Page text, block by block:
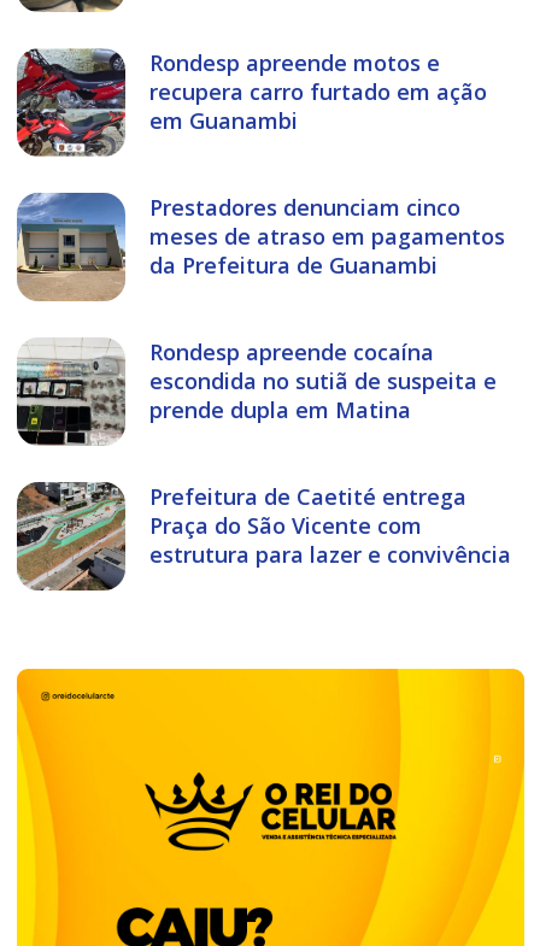
Rondesp apreende motos e
recupera carro furtado em ação
em Guanambi
Prestadores denunciam cinco
meses de atraso em pagamentos
da Prefeitura de Guanambi
Rondesp apreende cocaína
escondida no sutiã de suspeita e
prende dupla em Matina
Prefeitura de Caetité entrega
Praça do São Vicente com
estrutura para lazer e convivência